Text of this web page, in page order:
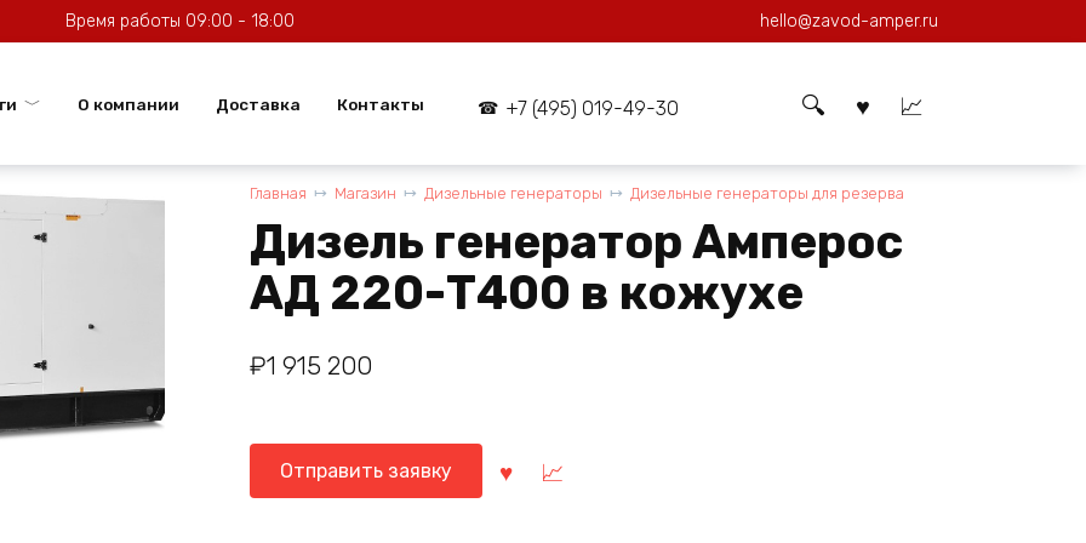
Время работы 09:00 - 18:00 hello@zavod-amper.ru
О компании Доставка Контакты +7 (495) 019-49-30
Главная Магазин Дизельные генераторы Дизельные генераторы для резерва
Дизель генератор Амперос
АД 220-Т400 в кожухе
₽1 915 200
Отправить заявку